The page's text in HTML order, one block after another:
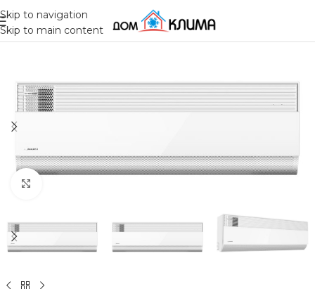
Skip to navigation
Skip to main content